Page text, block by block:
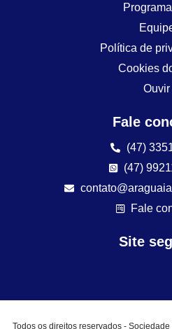
Política de
Cookies
Ouvir
Fale
(47)
(47)
Fale
Site
Todos os direitos reservados -